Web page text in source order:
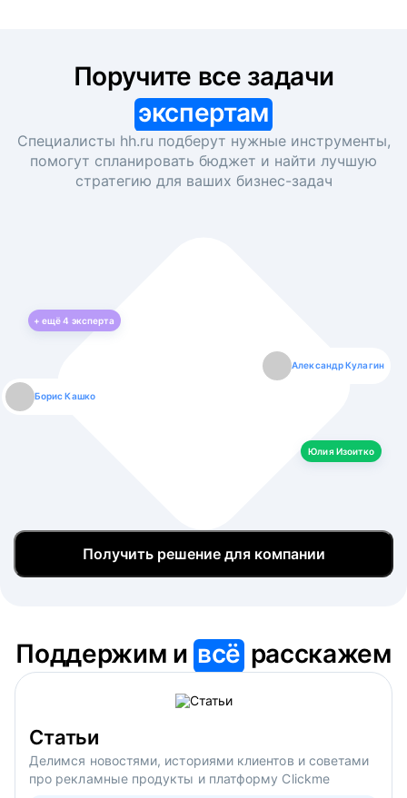
экспертам
Специалисты hh.ru подберут нужные инструменты,
помогут спланировать бюджет и найти лучшую
стратегию для ваших бизнес-задач
+ ещё4 эксперта
Борис Кашко
Александр Кулагин
Юлия Изоитко
Юлия Изоитко
Даниил Макаров
Александр Кулагин
Екатерина Лазаренко
Даниил Макаров
Борис Кашко
Екатерина Лазаренко
Юлия Изоитко
Получить решение для компании
Поддержим ивсё расскажем
Статьи
Делимся новостями, историями клиентов и советами
про рекламные продукты и платформу Clickme